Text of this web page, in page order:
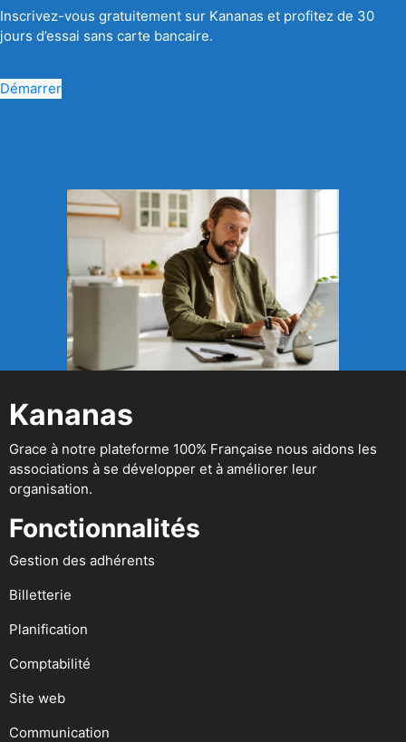
Inscrivez-vous gratuitement sur Kananas et profitez de 30
jours d’essai sans carte bancaire.
Démarrer
Kananas
Grace à notre plateforme 100% Française nous aidons les
associations à se développer et à améliorer leur
organisation.
Fonctionnalités
Gestion des adhérents
Billetterie
Planification
Comptabilité
Site web
Communication